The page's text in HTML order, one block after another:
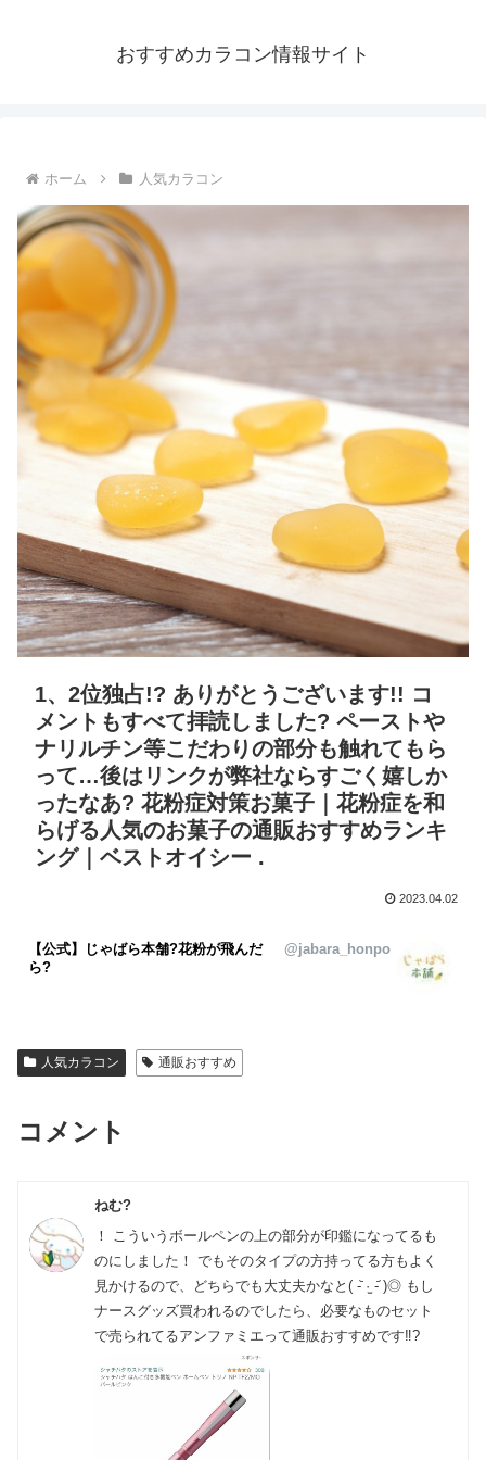
おすすめカラコン情報サイト
ホーム 人気カラコン
1、2位独占!? ありがとうございます!! コ
メントもすべて拝読しました? ペーストや
ナリルチン等こだわりの部分も触れてもら
って…後はリンクが弊社ならすごく嬉しか
ったなあ? 花粉症対策お菓子｜花粉症を和
らげる人気のお菓子の通販おすすめランキ
ング｜ベストオイシー .
2023.04.02
【公式】じゃばら本舗?花粉が飛んだ
ら?
@jabara_honpo
人気カラコン 通販おすすめ
コメント
ねむ?
！ こういうボールペンの上の部分が印鑑になってるも
のにしました！ でもそのタイプの方持ってる方もよく
見かけるので、どちらでも大丈夫かなと( -᷅ ·̫ -᷄ )◎ もし
ナースグッズ買われるのでしたら、必要なものセット
で売られてるアンファミエって通販おすすめです‼️?